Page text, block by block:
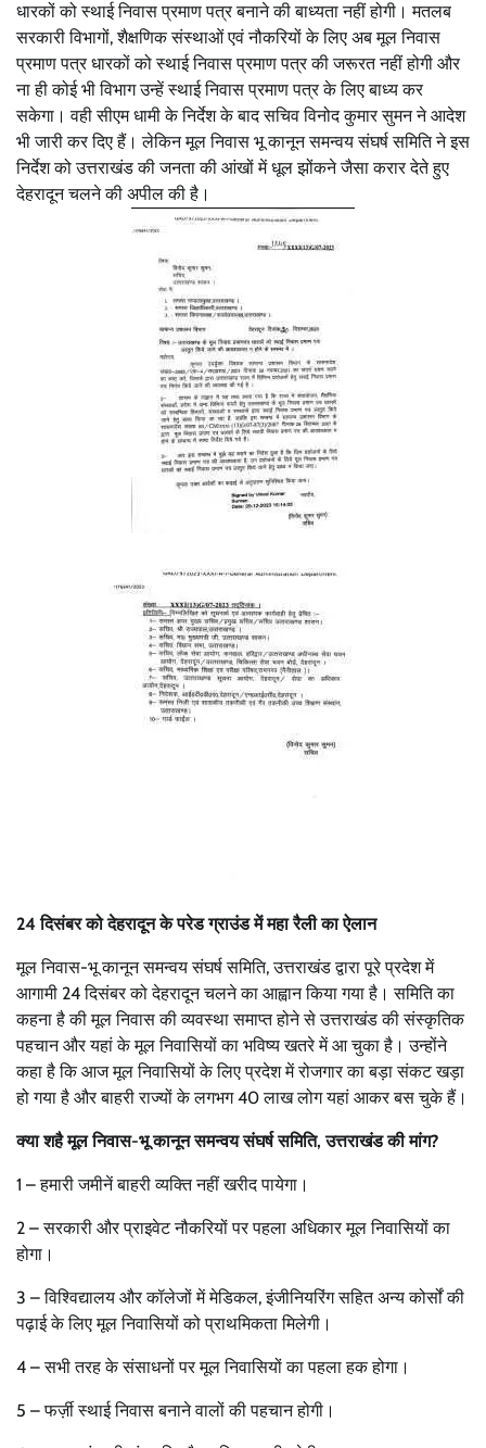
धारकों को स्थाई निवास प्रमाण पत्र बनाने की बाध्यता नहीं होगी। मतलब
सरकारी विभागों, शैक्षणिक संस्थाओं एवं नौकरियों के लिए अब मूल निवास
प्रमाण पत्र धारकों को स्थाई निवास प्रमाण पत्र की जरूरत नहीं होगी और
ना ही कोई भी विभाग उन्हें स्थाई निवास प्रमाण पत्र के लिए बाध्य कर
सकेगा। वही सीएम धामी के निर्देश के बाद सचिव विनोद कुमार सुमन ने आदेश
भी जारी कर दिए हैं। लेकिन मूल निवास भू कानून समन्वय संघर्ष समिति ने इस
निर्देश को उत्तराखंड की जनता की आंखों में धूल झोंकने जैसा करार देते हुए
देहरादून चलने की अपील की है।
24 दिसंबर को देहरादून के परेड ग्राउंड में महा रैली का ऐलान
मूल निवास-भू कानून समन्वय संघर्ष समिति, उत्तराखंड द्वारा पूरे प्रदेश में
आगामी 24 दिसंबर को देहरादून चलने का आह्वान किया गया है। समिति का
कहना है की मूल निवास की व्यवस्था समाप्त होने से उत्तराखंड की संस्कृतिक
पहचान और यहां के मूल निवासियों का भविष्य खतरे में आ चुका है। उन्होंने
कहा है कि आज मूल निवासियों के लिए प्रदेश में रोजगार का बड़ा संकट खड़ा
हो गया है और बाहरी राज्यों के लगभग 40 लाख लोग यहां आकर बस चुके हैं।
क्या शहै मूल निवास-भू कानून समन्वय संघर्ष समिति, उत्तराखंड की मांग?
1 – हमारी जमीनें बाहरी व्यक्ति नहीं खरीद पायेगा।
2 – सरकारी और प्राइवेट नौकरियों पर पहला अधिकार मूल निवासियों का
होगा।
3 – विश्विद्यालय और कॉलेजों में मेडिकल, इंजीनियरिंग सहित अन्य कोर्सों की
पढ़ाई के लिए मूल निवासियों को प्राथमिकता मिलेगी।
4 – सभी तरह के संसाधनों पर मूल निवासियों का पहला हक होगा।
5 – फर्ज़ी स्थाई निवास बनाने वालों की पहचान होगी।